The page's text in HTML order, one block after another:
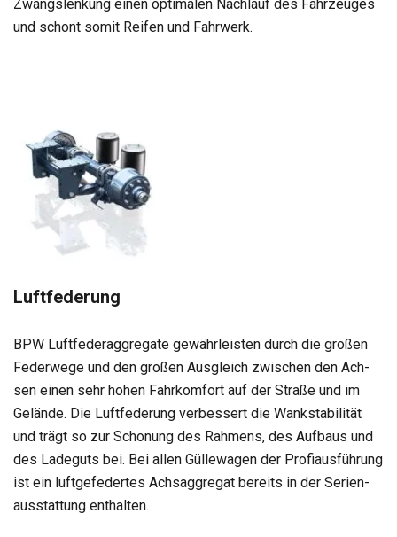
Zwangs­len­kung einen opti­ma­len Nach­lauf des Fahr­zeu­ges
und schont somit Rei­fen und Fahr­werk.
Luft­fe­de­rung
BPW Luft­fe­der­ag­gre­gate gewähr­leis­ten durch die gro­ßen
Feder­wege und den gro­ßen Aus­gleich zwi­schen den Ach­
sen einen sehr hohen Fahr­kom­fort auf der Straße und im
Gelände. Die Luft­fe­de­rung ver­bes­sert die Wank­sta­bi­li­tät
und trägt so zur Scho­nung des Rah­mens, des Auf­baus und
des Lade­guts bei. Bei allen Gül­le­wa­gen der Pro­fi­aus­füh­rung
ist ein luft­ge­fe­der­tes Achs­ag­gre­gat bereits in der Seri­en­
aus­stat­tung ent­hal­ten.